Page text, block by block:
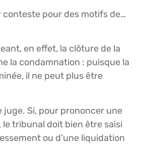
conteste pour des motifs de…
en effet, la clôture de la
la condamnation : puisque la
il ne peut plus être
juge. Si, pour prononcer une
tribunal doit bien être saisi
ou d’une liquidation